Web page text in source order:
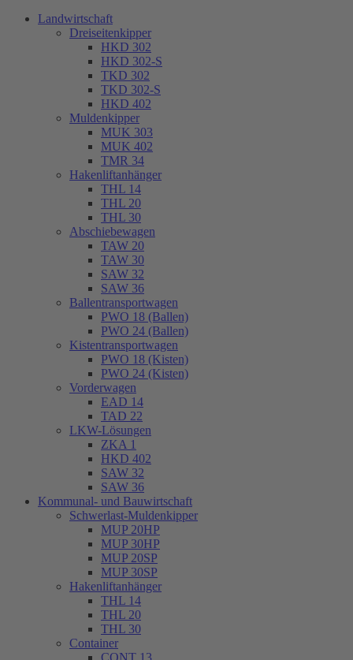
Landwirtschaft
Dreiseitenkipper
HKD 302
HKD 302-S
TKD 302
TKD 302-S
HKD 402
Muldenkipper
MUK 303
MUK 402
TMR 34
Hakenliftanhänger
THL 14
THL 20
THL 30
Abschiebewagen
TAW 20
TAW 30
SAW 32
SAW 36
Ballentransportwagen
PWO 18 (Ballen)
PWO 24 (Ballen)
Kistentransportwagen
PWO 18 (Kisten)
PWO 24 (Kisten)
Vorderwagen
EAD 14
TAD 22
LKW-Lösungen
ZKA 1
HKD 402
SAW 32
SAW 36
Kommunal- und Bauwirtschaft
Schwerlast-Muldenkipper
MUP 20HP
MUP 30HP
MUP 20SP
MUP 30SP
Hakenliftanhänger
THL 14
THL 20
THL 30
Container